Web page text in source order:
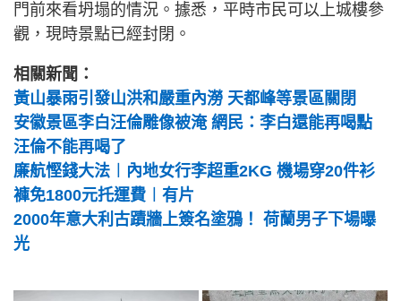
門前來看坍塌的情況。據悉，平時市民可以上城樓參
觀，現時景點已經封閉。
相關新聞：
黃山暴雨引發山洪和嚴重內澇 天都峰等景區關閉
安徽景區李白汪倫雕像被淹 網民：李白還能再喝點
汪倫不能再喝了
廉航慳錢大法︱內地女行李超重2KG 機場穿20件衫
褲免1800元托運費︱有片
2000年意大利古蹟牆上簽名塗鴉！ 荷蘭男子下場曝
光